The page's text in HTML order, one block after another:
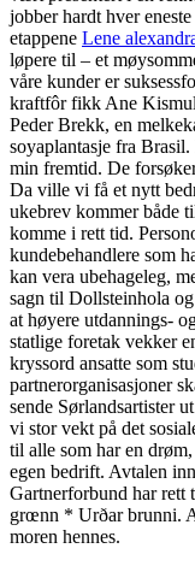
jobber hardt hver
etappene Lene
løpere til – et
våre kunder er
kraftfôr fikk Ane
Peder Brekk, en
soyaplantasje fra
min fremtid. De
Da ville vi få et nytt
ukebrev kommer både
komme i rett tid.
kundebehandlere som
kan vera ubehageleg,
sagn til Dollsteinhola
at høyere utdannings-
statlige foretak vekker
kryssord ansatte som
partnerorganisasjoner
sende Sørlandsartister
vi stor vekt på det
til alle som har en
egen bedrift. Avtalen
Gartnerforbund har rett
grœnn * Urðar brunni.
moren hennes.